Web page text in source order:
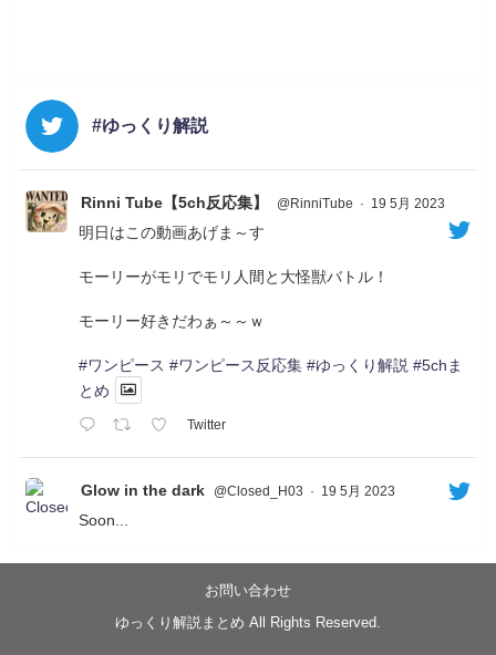
#ゆっくり解説
Rinni Tube【5ch反応集】 @RinniTube · 19 5月 2023
明日はこの動画あげま～す
モーリーがモリでモリ人間と大怪獣バトル！
モーリー好きだわぁ～～ｗ
#ワンピース #ワンピース反応集 #ゆっくり解説 #5chま
とめ
Twitter
Glow in the dark @Closed_H03 · 19 5月 2023
Soon...
【忍】ゆっくり季節性ドネート2021初夏22･23春/異世
界ファンタジー回解説【殺】～トリダ編
https://www.nicovideo.jp/watch/sm42161719
お問い合わせ
ゆっくり解説まとめ All Rights Reserved.